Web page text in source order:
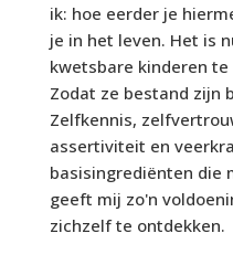
ik: hoe eerder je
je in het leven. Het is
kwetsbare kinderen
Zodat ze bestand zijn
Zelfkennis,
assertiviteit en
basisingrediënten die
geeft mij zo'n
zichzelf te ontdekken.